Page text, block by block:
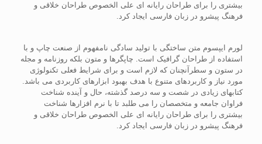
بیشتری را برای طراحان رایانه ای علی الخصوص طراحان خلاقی و
فرهنگ پیشرو در زبان فارسی ایجاد کرد.
لورم ایپسوم متن ساختگی با تولید سادگی نامفهوم از صنعت چاپ و با
استفاده از طراحان گرافیک است. چاپگرها و متون بلکه روزنامه و مجله
در ستون و سطرآنچنان که لازم است و برای شرایط فعلی تکنولوژی
مورد نیاز و کاربردهای متنوع با هدف بهبود ابزارهای کاربردی می باشد.
کتابهای زیادی در شصت و سه درصد گذشته، حال و آینده شناخت
فراوان جامعه و متخصصان را می طلبد تا با نرم افزارها شناخت
بیشتری را برای طراحان رایانه ای علی الخصوص طراحان خلاقی و
فرهنگ پیشرو در زبان فارسی ایجاد کرد.